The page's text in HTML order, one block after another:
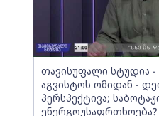
თავისუფალი სტუდია -
აგვისტოს ომიდან -
პერსპექტივა;